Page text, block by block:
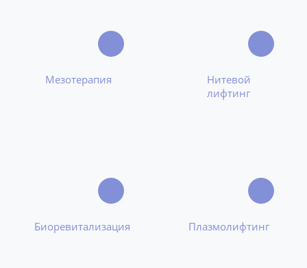
Мезотерапия
Нитевой
лифтинг
Биоревитализация Плазмолифтинг